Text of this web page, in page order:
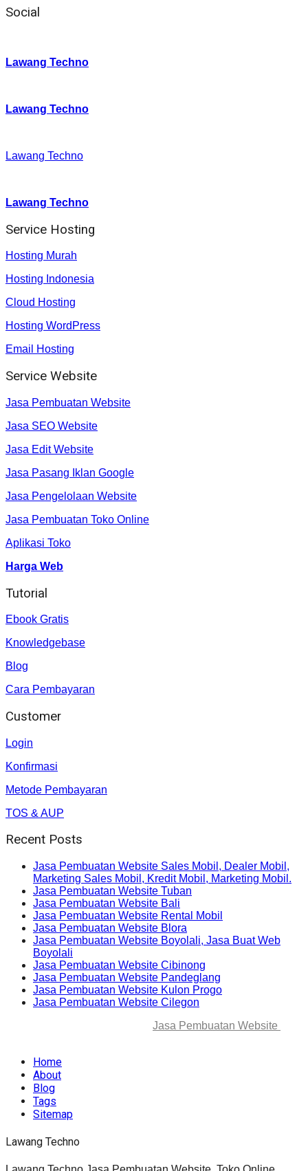
Social
Lawang Techno
Lawang Techno
Lawang Techno
Lawang Techno
Service Hosting
Hosting Murah
Hosting Indonesia
Cloud Hosting
Hosting WordPress
Email Hosting
Service Website
Jasa Pembuatan Website
Jasa SEO Website
Jasa Edit Website
Jasa Pasang Iklan Google
Jasa Pengelolaan Website
Jasa Pembuatan Toko Online
Aplikasi Toko
Harga Web
Tutorial
Ebook Gratis
Knowledgebase
Blog
Cara Pembayaran
Customer
Login
Konfirmasi
Metode Pembayaran
TOS & AUP
Recent Posts
Jasa Pembuatan Website Sales Mobil, Dealer Mobil,
Marketing Sales Mobil, Kredit Mobil, Marketing Mobil.
Jasa Pembuatan Website Tuban
Jasa Pembuatan Website Bali
Jasa Pembuatan Website Rental Mobil
Jasa Pembuatan Website Blora
Jasa Pembuatan Website Boyolali, Jasa Buat Web
Boyolali
Jasa Pembuatan Website Cibinong
Jasa Pembuatan Website Pandeglang
Jasa Pembuatan Website Kulon Progo
Jasa Pembuatan Website Cilegon
Jasa Pembuatan Website
Home
About
Blog
Tags
Sitemap
Lawang Techno